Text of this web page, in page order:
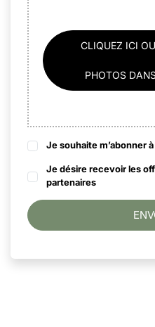
CLIQUEZ ICI
PHOTOS
Je souhaite m’abonner
Je désire recevoir les
partenaires